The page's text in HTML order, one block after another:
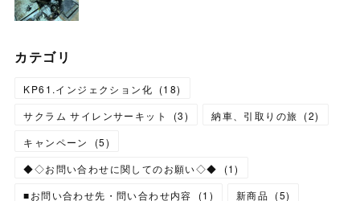
カテゴリ
KP61.インジェクション化 (18)
サクラム サイレンサーキット
(3) 納車、引取りの旅 (2)
キャンペーン
(5)
◆◇お問い合わせに関してのお願い◇◆
(1)
■お問い合わせ先・問い合わせ内容
(1 ) 新商品 (5)